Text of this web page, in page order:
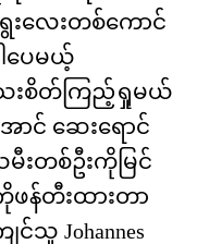
လေးတစ်ကောင်
ပေမယ့်
ေးစိတ်ကြည့်ရှုမယ်
င် ဆေးရောင်
းတစ်ဦးကိုမြင်
ဖန်တီးထားတာ
သူ Johannes